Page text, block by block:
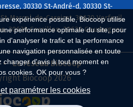
expérience possible, Biocoop utilise
performance optimale du site, pour
d'analyser le trafic et la performance
navigation personnalisée en toute
changer d'avis à tout moment en
cookies. OK pour vous ?
paramétrer les cookies
30330 St-André-d, 30330 St-
Marcel-de-Careiret, 30630 Verfeuil,
30630 Cornillon, 30630 Goudargues
Le réseau Biocoop
Biocoop 2026